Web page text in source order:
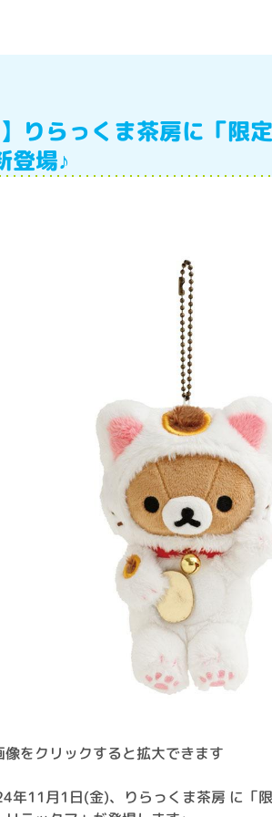
りらっくま茶房に「限
登場♪
をクリックすると拡大できます
年11月1日(金)、りらっくま茶房 に「